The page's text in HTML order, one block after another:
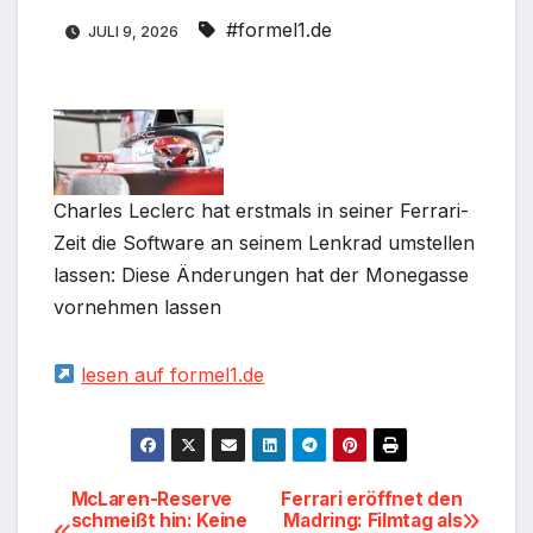
JULI 9, 2026 #formel1.de
Charles Leclerc hat erstmals in seiner Ferrari-
Zeit die Software an seinem Lenkrad umstellen
lassen: Diese Änderungen hat der Monegasse
vornehmen lassen
lesen auf formel1.de
Beitragsnavigation
Ferrari eröffnet den
Madring: Filmtag als
McLaren-Reserve
schmeißt hin: Keine